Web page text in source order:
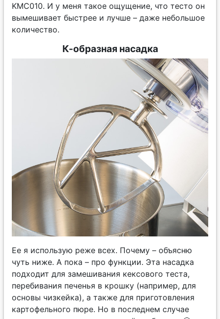
KMC010. И у меня такое ощущение, что тесто он
вымешивает быстрее и лучше – даже небольшое
количество.
К-образная насадка
Ее я использую реже всех. Почему – объясню
чуть ниже. А пока – про функции. Эта насадка
подходит для замешивания кексового теста,
перебивания печенья в крошку (например, для
основы чизкейка), а также для приготовления
картофельного пюре. Но в последнем случае